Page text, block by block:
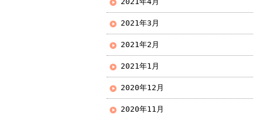
2021年3月
2021年2月
2021年1月
2020年12月
2020年11月